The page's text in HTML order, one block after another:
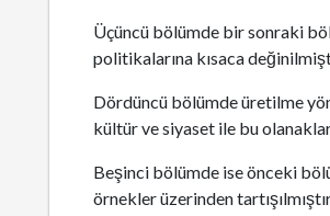
Üçüncü bölümde bir sonraki
politikalarına kısaca
Dördüncü bölümde üretilme
kültür ve siyaset ile bu
Beşinci bölümde ise önceki
örnekler üzerinden